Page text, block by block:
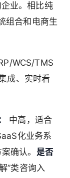
业。相比纯
组合和电商生
WCS/TMS
成、实时看
中高，适合
化业务系
确认。 是否
”类咨询入